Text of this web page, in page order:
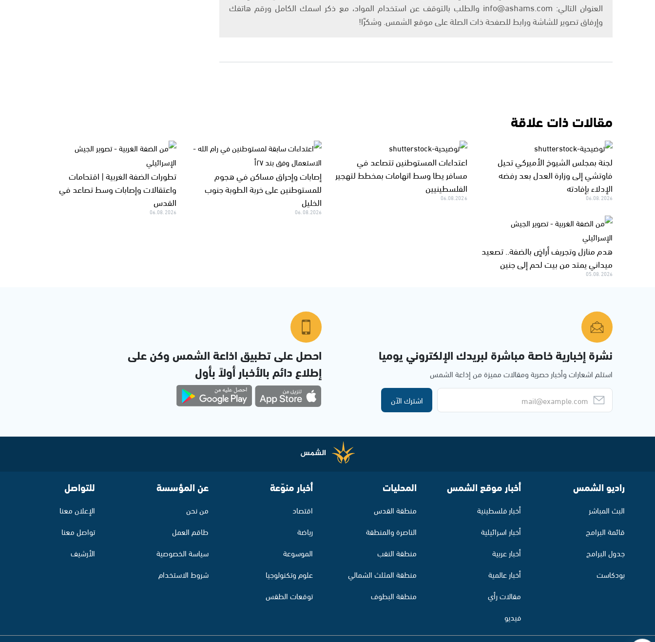
العنوان التالي: info@ashams.com والطلب بالتوقف عن استخدام المواد، مع ذكر اسمك الكامل ورقم هاتفك
وإرفاق تصوير للشاشة ورابط للصفحة ذات الصلة على موقع الشمس. وشكرًا!
مقالات ذات علاقة
لجنة بمجلس الشيوخ الأميركي تحيل
فاوتشي إلى وزارة العدل بعد رفضه
الإدلاء بإفادته
06.08.2026
اعتداءات المستوطنين تتصاعد في
مسافر يطا وسط اتهامات بمخطط لتهجير
الفلسطينيين
06.08.2026
إصابات وإحراق مساكن في هجوم
للمستوطنين على خربة الطوبة جنوب
الخليل
06.08.2026
تطورات الضفة الغربية | اقتحامات
واعتقالات وإصابات وسط تصاعد في
القدس
06.08.2026
هدم منازل وتجريف أراضٍ بالضفة.. تصعيد
ميداني يمتد من بيت لحم إلى جنين
05.08.2026
نشرة إخبارية خاصة مباشرة لبريدك الإلكتروني يوميا
استلم اشعارات وأخبار حصرية ومقالات مميزة من إذاعة الشمس
اشترك الآن
احصل على تطبيق اذاعة الشمس وكن على
إطلاع دائم بالأخبار أولاً بأول
راديو الشمس
البث المباشر
قائمة البرامج
جدول البرامج
بودكاست
أخبار موقع الشمس
أخبار فلسطينية
أخبار اسرائيلية
أخبار عربية
أخبار عالمية
مقالات رأي
فيديو
المحليات
منطقة القدس
الناصرة والمنطقة
منطقة النقب
منطقة المثلث الشمالي
منطقة البطوف
أخبار منوّعة
اقتصاد
رياضة
الموسوعة
علوم وتكنولوجيا
توقعات الطقس
عن المؤسسة
من نحن
طاقم العمل
سياسة الخصوصية
شروط الاستخدام
للتواصل
الإعلان معنا
تواصل معنا
الأرشيف